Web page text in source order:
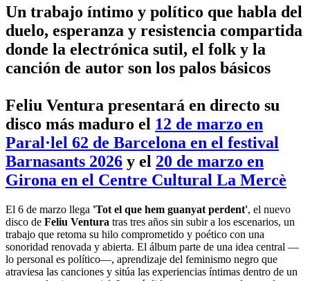
Un trabajo íntimo y político que habla del
duelo, esperanza y resistencia compartida
donde la electrónica sutil, el folk y la
canción de autor son los palos básicos
Feliu Ventura presentará en directo su
disco más maduro el 12 de marzo en
Paral·lel 62 de Barcelona en el festival
Barnasants 2026 y el 20 de marzo en
Girona en el Centre Cultural La Mercè
El 6 de marzo llega 'Tot el que hem guanyat perdent', el nuevo
disco de Feliu Ventura tras tres años sin subir a los escenarios, un
trabajo que retoma su hilo comprometido y poético con una
sonoridad renovada y abierta. El álbum parte de una idea central —
lo personal es político—, aprendizaje del feminismo negro que
atraviesa las canciones y sitúa las experiencias íntimas dentro de un